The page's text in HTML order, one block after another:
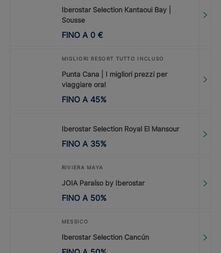
Iberostar Selection Kantaoui Bay |
Sousse
FINO A 0 €
MIGLIORI RESORT TUTTO INCLUSO
Punta Cana | I migliori prezzi per
viaggiare ora!
FINO A 45%
Iberostar Selection Royal El Mansour
FINO A 35%
RIVIERA MAYA
JOIA Paraíso by Iberostar
FINO A 50%
MESSICO
Iberostar Selection Cancún